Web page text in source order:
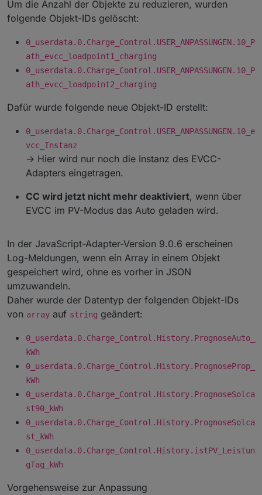
Um die Anzahl der Objekte zu reduzieren, wurden
folgende Objekt-IDs gelöscht:
0_userdata.0.Charge_Control.USER_ANPASSUNGEN.10_P
ath_evcc_loadpoint1_charging
0_userdata.0.Charge_Control.USER_ANPASSUNGEN.10_P
ath_evcc_loadpoint2_charging
Dafür wurde folgende neue Objekt-ID erstellt:
0_userdata.0.Charge_Control.USER_ANPASSUNGEN.10_e
vcc_Instanz
→ Hier wird nur noch die Instanz des EVCC-
Adapters eingetragen.
CC wird jetzt nicht mehr deaktiviert, wenn über
EVCC im PV-Modus das Auto geladen wird.
In der JavaScript-Adapter-Version 9.0.6 erscheinen
Log-Meldungen, wenn ein Array in einem Objekt
gespeichert wird, ohne es vorher in JSON
umzuwandeln.
Daher wurde der Datentyp der folgenden Objekt-IDs
von array auf string geändert:
0_userdata.0.Charge_Control.History.PrognoseAuto_
kWh
0_userdata.0.Charge_Control.History.PrognoseProp_
kWh
0_userdata.0.Charge_Control.History.PrognoseSolca
st90_kWh
0_userdata.0.Charge_Control.History.PrognoseSolca
st_kWh
0_userdata.0.Charge_Control.History.istPV_Leistun
gTag_kWh
Vorgehensweise zur Anpassung